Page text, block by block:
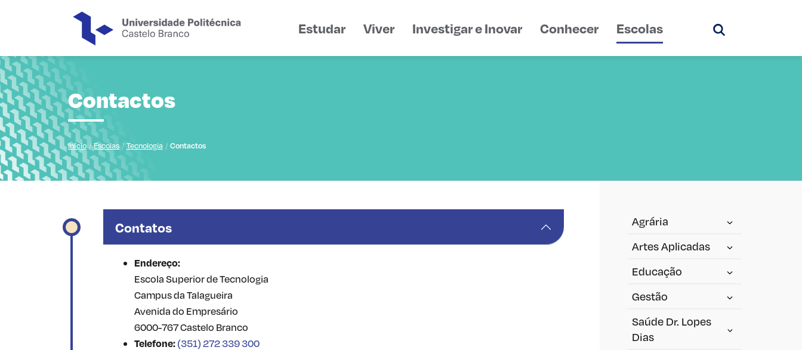
Estudar Viver Investigar e Inovar Conhecer
Escolas
Contactos
Início Escolas Tecnologia Contactos
Contatos
Endereço:
Escola Superior de Tecnologia
Campus da Talagueira
Avenida do Empresário
6000-767 Castelo Branco
Telefone:(351) 272 339 300
Agrária
Artes Aplicadas
Educação
Gestão
Saúde Dr. Lopes
Dias